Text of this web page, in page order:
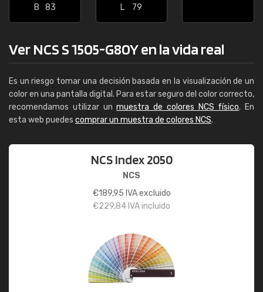
B
83
L
79
Ver NCS S 1505-G80Y en la vida real
Es un riesgo tomar una decisión basada en la visualización de un
color en una pantalla digital. Para estar seguro del color correcto,
recomendamos utilizar unmuestra de colores NCS físico. En
esta web puedes comprar un muestra de colores NCS.
NCS Index 2050
NCS
€189,95 IVA excluido
€229,84 IVA incluido